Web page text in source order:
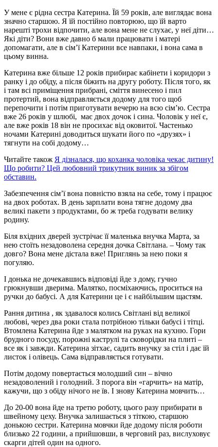
У мене є рідна сестра Катерина. Їй 59 років, але виглядає вона
значно старшою. Я їй постійно повторюю, що їй варто
нарешті трохи відпочити, але вона мене не слухає, у неї діти…
Які діти? Вони вже давно б мали працювати і матері
допомагати, але в сім’ї Катерини все навпаки, і вона сама в
цьому винна.
Катерина вже більше 12 років прибирає кабінети і коридори з
ранку і до обіду, а після біжить на другу роботу. Після того, як
і там всі приміщення прибрані, сміття винесено і пил
протертий, вона відправляється додому для того щоб
перепочити і потім приготувати вечерю на всю сім’ю. Сестра
вже 26 років у шлюбі, має двох дочок і сина. Чоловік у неї є,
але вже років 18 він не просихає від оковитої. Частенько
ночами Катерині доводиться шукати його по «друзях» і
тягнути на собі додому…
Читайте також Я дізналася, що коханка чоловіка чекає дитину!
Що робити? Цей любовний трикутник виник за збігом
обставин.
Забезпечення сім’ї вона повністю взяла на себе, тому і працює
на двох роботах. В день зарплати вона тягне додому два
великі пакети з продуктами, бо ж треба годувати велику
родину.
Біля вхідних дверей зустрічає її маленька внучка Марта, за
нею стоїть незадоволена середня дочка Світлана. – Чому так
довго? Вона мене дістала вже! Приглянь за нею поки я
погуляю.
І донька не дочекавшись відповіді йде з дому, гучно
грюкнувши дверима. Малятко, посміхаючись, проситься на
ручки до бабусі. А для Катерини це і є найбільшим щастям.
Рання дитина , як здавалося колись Світлані від великої
любові, через два роки стала потрібною тільки бабусі і тітці.
Втомлена Катерина йде з малятком на руках на кухню. Гори
брудного посуду, порожні каструлі та сковорідки на плиті –
все як і завжди. Катерина зітхає, садить внучку за стіл і дає їй
листок і олівець. Сама відправляється готувати.
Потім додому повертається молодший син – вічно
незадоволений і голодний. З порога він «гарчить» на матір,
кажучи, що з обіду нічого не їв. І знову Катерина мовчить…
До 20-00 вона йде на третю роботу, цього разу прибирати в
швейному цеху. Внучка залишається з тіткою, старшою
донькою сестри. Катерина мовчки йде додому після роботи
близько 22 години, а прийшовши, в черговий раз, вислуховує
скарги дітей один на одного.